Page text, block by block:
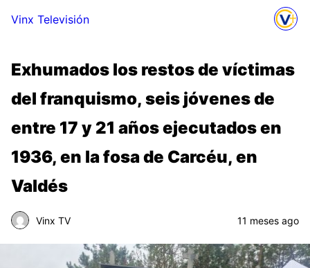
Vinx Televisión
Exhumados los restos de víctimas
del franquismo, seis jóvenes de
entre 17 y 21 años ejecutados en
1936, en la fosa de Carcéu, en
Valdés
Vinx TV 11 meses ago